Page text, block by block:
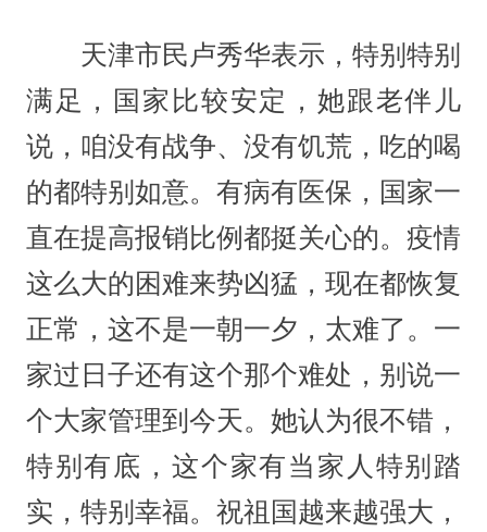
天津市民卢秀华表示，特别特别
满足，国家比较安定，她跟老伴儿
说，咱没有战争、没有饥荒，吃的喝
的都特别如意。有病有医保，国家一
直在提高报销比例都挺关心的。疫情
这么大的困难来势凶猛，现在都恢复
正常，这不是一朝一夕，太难了。一
家过日子还有这个那个难处，别说一
个大家管理到今天。她认为很不错，
特别有底，这个家有当家人特别踏
实，特别幸福。祝祖国越来越强大，